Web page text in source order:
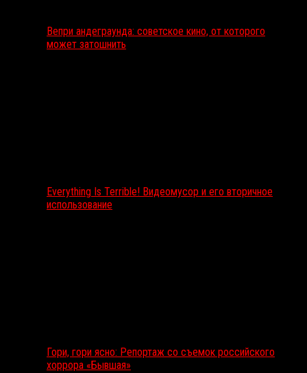
Вепри андеграунда: советское кино, от которого
может затошнить
Everything Is Terrible! Видеомусор и его вторичное
использование
Гори, гори ясно: Репортаж со съемок российского
хоррора «Бывшая»